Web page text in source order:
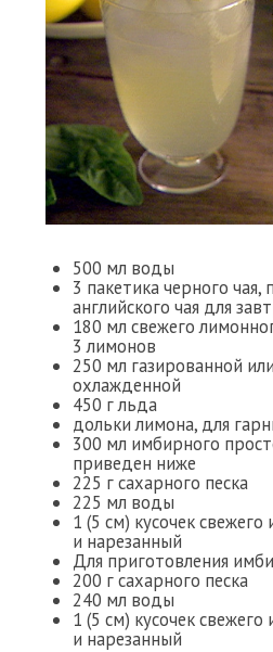
500 мл воды
3 пакетика черного
английского чая для
180 мл свежего
3 лимонов
250 мл газированной
охлажденной
450 г льда
дольки лимона, для
300 мл имбирного
приведен ниже
225 г сахарного песка
225 мл воды
1 (5 см) кусочек
и нарезанный
Для приготовления
200 г сахарного песка
240 мл воды
1 (5 см) кусочек
и нарезанный